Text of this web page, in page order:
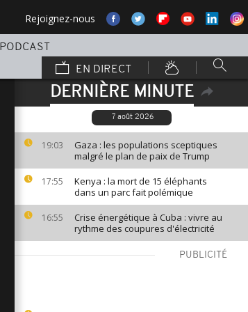
Rejoignez-nous
PODCAST
EN DIRECT
DERNIÈRE MINUTE
7 août 2026
19:03
Gaza : les populations sceptiques
malgré le plan de paix de Trump
17:55
Kenya : la mort de 15 éléphants
dans un parc fait polémique
16:55
Crise énergétique à Cuba : vivre au
rythme des coupures d'électricité
PUBLICITÉ